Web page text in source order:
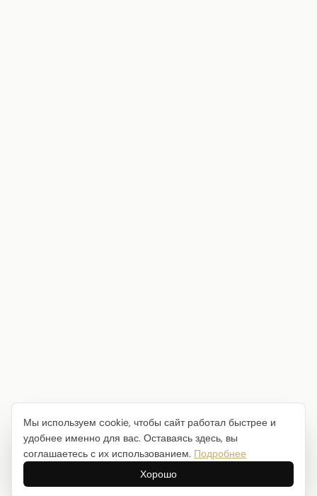
Мы используем cookie, чтобы сайт работал быстрее и
удобнее именно для вас. Оставаясь здесь, вы
соглашаетесь с их использованием. Подробнее
Хорошо